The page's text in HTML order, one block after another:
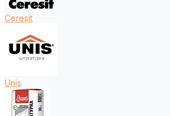
Ceresit
Unis